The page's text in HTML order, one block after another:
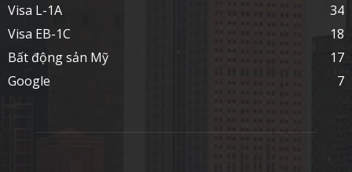
Visa L-1A
34
Visa EB-1C
18
Bất động sản Mỹ
17
Google
7